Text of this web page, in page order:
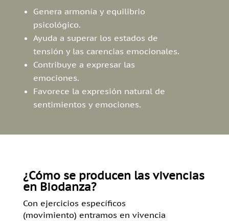
Genera armonía y equilibrio
psicológico.
Ayuda a superar los estados de
tensión y las carencias emocionales.
Contribuye a expresar las
emociones.
Favorece la expresión natural de
sentimientos y emociones.
¿Cómo se producen las vivencias
en Biodanza?
Con ejercicios específicos
(movimiento) entramos en vivencia